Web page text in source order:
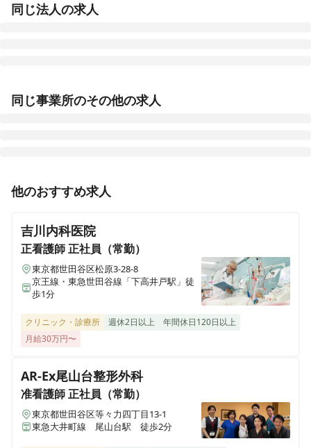
同じ法人の求人
新潟県長岡市新組町2211-15
メドアグリクリニックいといがわ
メドアグリクリニックかすかべ
埼玉県春日部市大衾496-422
メドアグリクリニックあだち
メドアグリクリニックえどがわ
東京都江戸川区松本一丁目11-3
同じ事業所のその他の求人
正看護師 正社員（常勤）
環境バツグン♪世田谷二子玉・用賀エリア◎手厚い福利
を中心としたチーム医療による訪問看護、訪問診療を展
開
他のおすすめ求人
吉川内科医院
正看護師正社員（常勤）
東京都世田谷区松原3-28-8
京王線・東急世田谷線「下高井戸駅」徒
歩1分
クリニック・診療所 週休2日以上
年間休日120日以上
月給30万円〜
AR-Ex尾山台整形外科
准看護師正社員（常勤）
東京都世田谷区等々力四丁目13-1
東急大井町線 尾山台駅 徒歩2分